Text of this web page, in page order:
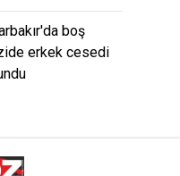
boş
erkek cesedi